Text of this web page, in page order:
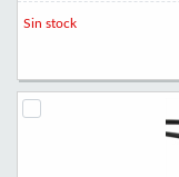
Sin stock